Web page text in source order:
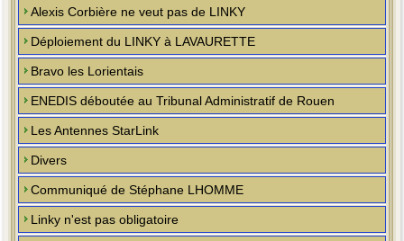
Alexis Corbière ne veut pas de LINKY
Déploiement du LINKY à LAVAURETTE
Bravo les Lorientais
ENEDIS déboutée au Tribunal Administratif de Rouen
Les Antennes StarLink
Divers
Communiqué de Stéphane LHOMME
Linky n'est pas obligatoire